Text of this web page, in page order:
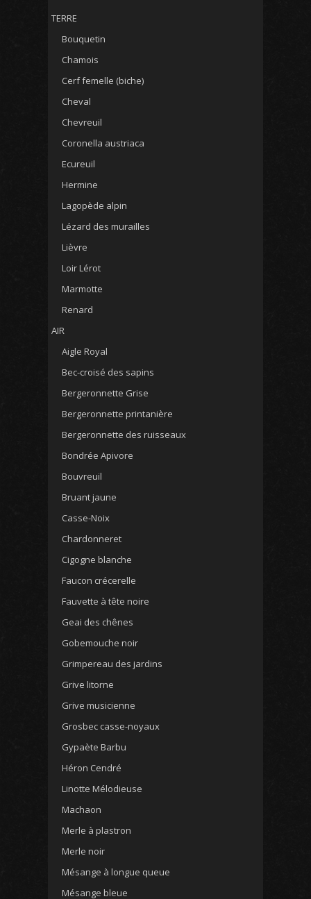
TERRE
Bouquetin
Chamois
Cerf femelle (biche)
Cheval
Chevreuil
Coronella austriaca
Ecureuil
Hermine
Lagopède alpin
Lézard des murailles
Lièvre
Loir Lérot
Marmotte
Renard
AIR
Aigle Royal
Bec-croisé des sapins
Bergeronnette Grise
Bergeronnette printanière
Bergeronnette des ruisseaux
Bondrée Apivore
Bouvreuil
Bruant jaune
Casse-Noix
Chardonneret
Cigogne blanche
Faucon crécerelle
Fauvette à tête noire
Geai des chênes
Gobemouche noir
Grimpereau des jardins
Grive litorne
Grive musicienne
Grosbec casse-noyaux
Gypaète Barbu
Héron Cendré
Linotte Mélodieuse
Machaon
Merle à plastron
Merle noir
Mésange à longue queue
Mésange bleue